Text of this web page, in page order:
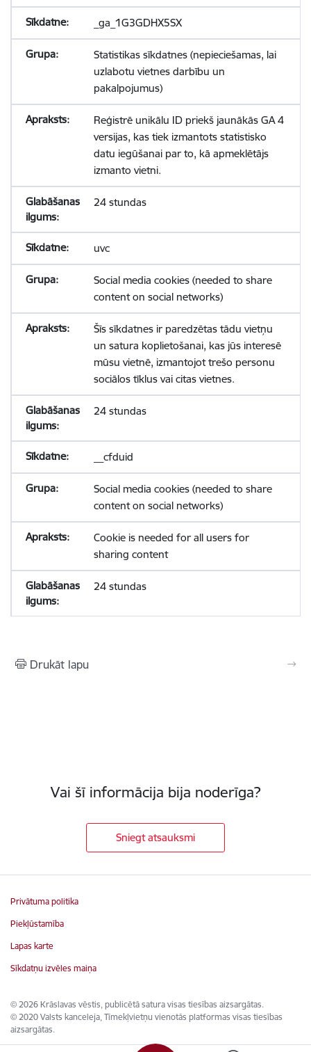
_ga_1G3GDHX5SX
Statistikas sīkdatnes (nepieciešamas, lai
uzlabotu vietnes darbību un
pakalpojumus)
Reģistrē unikālu ID priekš jaunākās GA 4
versijas, kas tiek izmantots statistisko
datu iegūšanai par to, kā apmeklētājs
izmanto vietni.
24 stundas
uvc
Social media cookies (needed to share
content on social networks)
Šīs sīkdatnes ir paredzētas tādu vietņu
un satura koplietošanai, kas jūs interesē
mūsu vietnē, izmantojot trešo personu
sociālos tīklus vai citas vietnes.
24 stundas
__cfduid
Social media cookies (needed to share
content on social networks)
Cookie is needed for all users for
sharing content
24 stundas
Drukāt lapu
Vai šī informācija bija noderīga?
Sniegt atsauksmi
© 2026 Krāslavas vēstis, publicētā satura visas tiesības aizsargātas.
© 2020 Valsts kanceleja, Tīmekļvietņu vienotās platformas visas tiesības
aizsargātas.
Privātuma politika
Piekļūstamība
Lapas karte
Sīkdatņu izvēles maiņa